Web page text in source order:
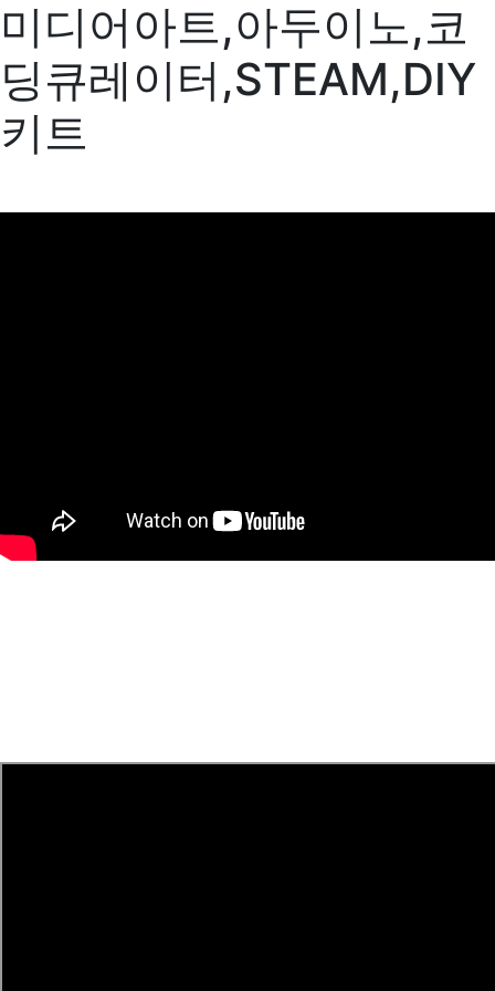
미디어아트,아두이노,코
딩큐레이터,STEAM,DIY
키트